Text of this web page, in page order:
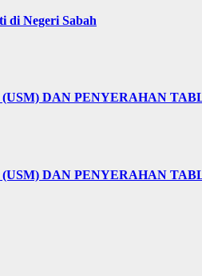
di Negeri Sabah
DAN PENYERAHAN
DAN PENYERAHAN